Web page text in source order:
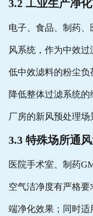
3.2 工业生产净
电子、食品、制药
风系统，作为中效
低中效滤料的粉尘负
降低整体过滤系统
厂房的新风预处理场
3.3 特殊场所通
医院手术室、制药
空气洁净度有严格
端净化效果；同时